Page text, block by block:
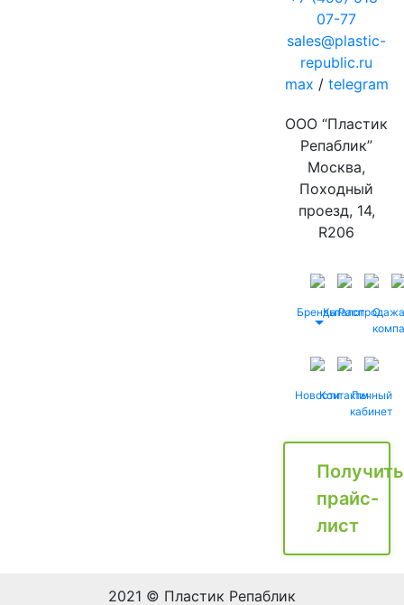
07-77
sales@plastic-
republic.ru
max / telegram
ООО “Пластик
Репаблик”
Москва,
Походный
проезд, 14,
R206
БрендыКаталог
Распродажа
О
НовостиКонтактыЛичный
кабинет
Получить
прайс-
лист
2021 © Пластик Репаблик